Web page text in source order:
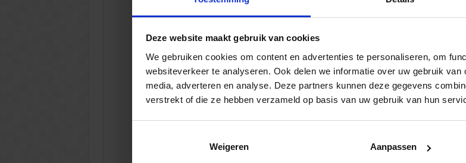
Deze website maakt gebruik van cookies
We gebruiken cookies om content en advertenties te personaliseren, om
websiteverkeer te analyseren. Ook delen we informatie over uw gebruik
media, adverteren en analyse. Deze partners kunnen deze gegevens
verstrekt of die ze hebben verzameld op basis van uw gebruik van hun
Weigeren Aanpassen
Opleiding Sociale Veiligheid in de Organisatie
VEILIGHEID